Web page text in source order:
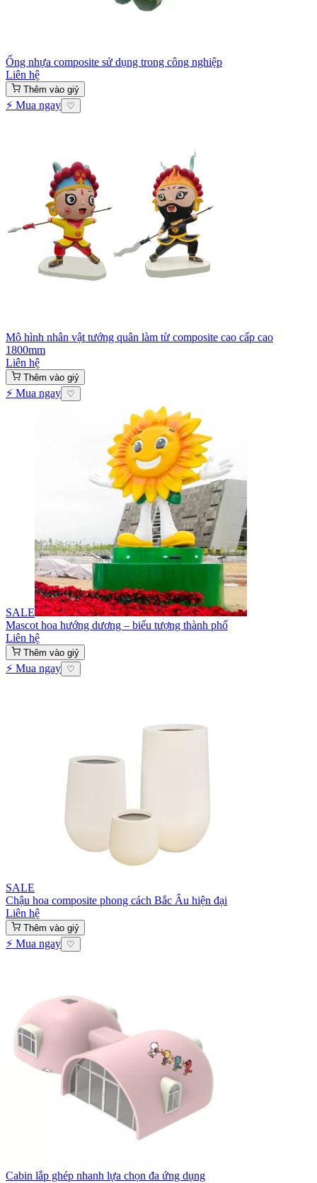
Ống nhựa composite sử dụng trong công nghiệp
Liên hệ
Thêm vào giỷ
⚡ Mua ngay ♡
Mô hình nhân vật tướng quân làm từ composite cao cấp cao
1800mm
Liên hệ
Thêm vào giỷ
⚡ Mua ngay ♡
SALE
Mascot hoa hướng dương – biểu tượng thành phố
Liên hệ
Thêm vào giỷ
⚡ Mua ngay ♡
SALE
Chậu hoa composite phong cách Bắc Âu hiện đại
Liên hệ
Thêm vào giỷ
⚡ Mua ngay ♡
Cabin lắp ghép nhanh lựa chọn đa ứng dụng